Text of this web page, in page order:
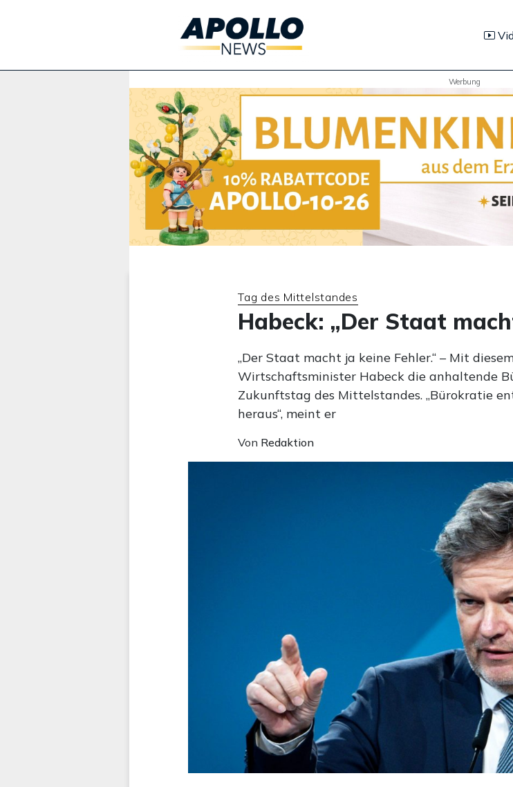
Werbung
Tag des Mittelstandes
Habeck: „Der Staat
„Der Staat macht ja keine Fehler.“ – Mit
Wirtschaftsminister Habeck die anhaltende
Zukunftstag des Mittelstandes. „Bürokratie
heraus“, meint er
Von Redaktion